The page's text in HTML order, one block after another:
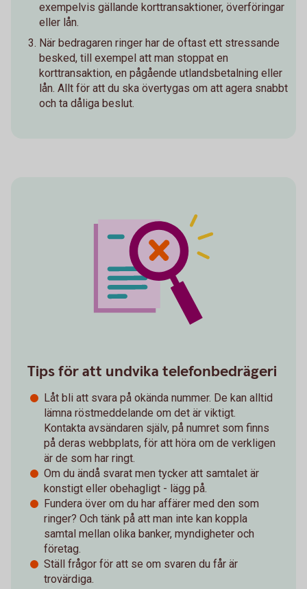
exempelvis gällande korttransaktioner, överföringar
eller lån.
När bedragaren ringer har de oftast ett stressande
besked, till exempel att man stoppat en
korttransaktion, en pågående utlandsbetalning eller
lån. Allt för att du ska övertygas om att agera snabbt
och ta dåliga beslut.
Tips för att undvika telefonbedrägeri
Låt bli att svara på okända nummer. De kan alltid
lämna röstmeddelande om det är viktigt.
Kontakta avsändaren själv, på numret som finns
på deras webbplats, för att höra om de verkligen
är de som har ringt.
Om du ändå svarat men tycker att samtalet är
konstigt eller obehagligt - lägg på.
Fundera över om du har affärer med den som
ringer? Och tänk på att man inte kan koppla
samtal mellan olika banker, myndigheter och
företag.
Ställ frågor för att se om svaren du får är
trovärdiga.